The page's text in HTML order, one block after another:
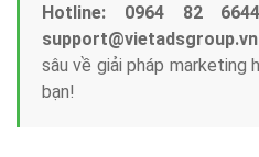
Hotline: 0964 82
support@vietadsgroup.vn
sâu về giải pháp marketing
bạn!